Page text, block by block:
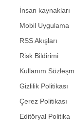
İnsan kaynakları
Mobil Uygulama
RSS Akışları
Risk Bildirimi
Kullanım
Gizlilik Politikası
Çerez Politikası
Editöryal Politika